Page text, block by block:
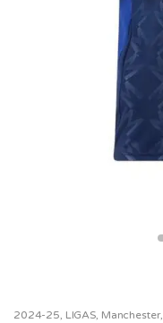
2024-25, LIGAS, Manchester,